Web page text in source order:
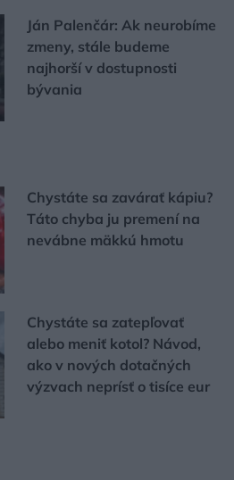
Ján Palenčár: Ak neurobíme
zmeny, stále budeme
najhorší v dostupnosti
bývania
Chystáte sa zavárať kápiu?
Táto chyba ju premení na
nevábne mäkkú hmotu
Chystáte sa zatepľovať
alebo meniť kotol? Návod,
ako v nových dotačných
výzvach neprísť o tisíce eur